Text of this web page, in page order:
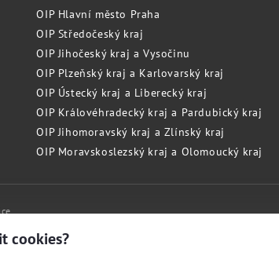
OIP Hlavní město Praha
OIP Středočeský kraj
OIP Jihočeský kraj a Vysočinu
OIP Plzeňský kraj a Karlovarský kraj
OIP Ústecký kraj a Liberecký kraj
OIP Královéhradecký kraj a Pardubický kraj
OIP Jihomoravský kraj a Zlínský kraj
OIP Moravskoslezský kraj a Olomoucký kraj
cookies?